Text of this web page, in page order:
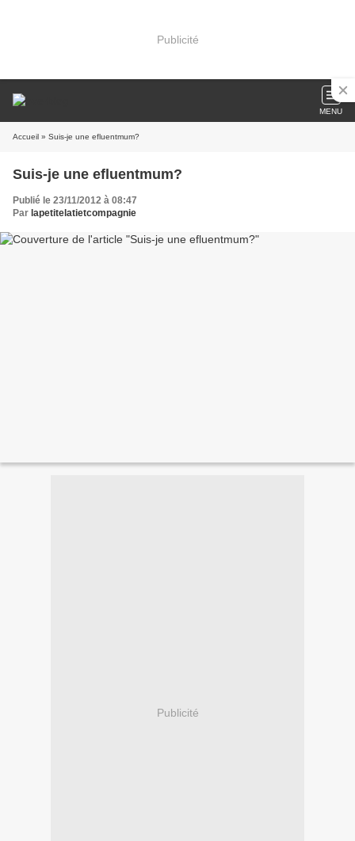
Publicité
MENU
Accueil » Suis-je une efluentmum?
Suis-je une efluentmum?
Publié le 23/11/2012 à 08:47
Par lapetitelatietcompagnie
Publicité